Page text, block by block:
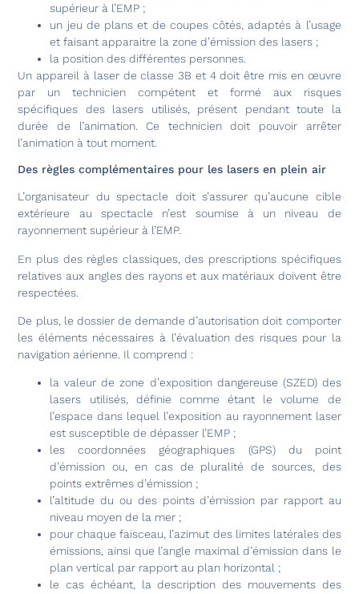
supérieur à l’EMP ;
un jeu de plans et de coupes côtés, adaptés à l’usage
et faisant apparaitre la zone d’émission des lasers ;
la position des différentes personnes.
Un appareil à laser de classe 3B et 4 doit être mis en œuvre
par un technicien compétent et formé aux risques
spécifiques des lasers utilisés, présent pendant toute la
durée de l’animation. Ce technicien doit pouvoir arrêter
l’animation à tout moment.
Des règles complémentaires pour les lasers en plein air
L’organisateur du spectacle doit s’assurer qu’aucune cible
extérieure au spectacle n’est soumise à un niveau de
rayonnement supérieur à l’EMP.
En plus des règles classiques, des prescriptions spécifiques
relatives aux angles des rayons et aux matériaux doivent être
respectées.
De plus, le dossier de demande d’autorisation doit comporter
les éléments nécessaires à l’évaluation des risques pour la
navigation aérienne. Il comprend :
la valeur de zone d’exposition dangereuse (SZED) des
lasers utilisés, définie comme étant le volume de
l’espace dans lequel l’exposition au rayonnement laser
est susceptible de dépasser l’EMP ;
les coordonnées géographiques (GPS) du point
d’émission ou, en cas de pluralité de sources, des
points extrêmes d’émission ;
l’altitude du ou des points d’émission par rapport au
niveau moyen de la mer ;
pour chaque faisceau, l’azimut des limites latérales des
émissions, ainsi que l’angle maximal d’émission dans le
plan vertical par rapport au plan horizontal ;
le cas échéant, la description des mouvements des